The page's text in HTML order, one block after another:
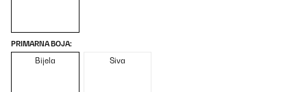
PRIMARNA BOJA:
Bijela Siva